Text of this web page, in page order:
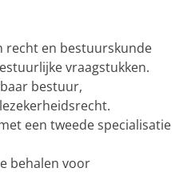
recht en bestuurskunde
vraagstukken.
bestuur,
een tweede specialisatie
behalen voor